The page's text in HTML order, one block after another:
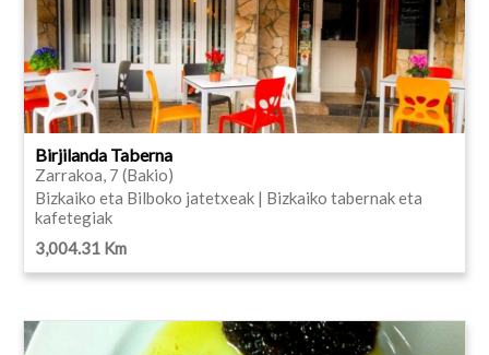
Birjilanda Taberna
Zarrakoa, 7 (Bakio)
Bizkaiko eta Bilboko jatetxeak | Bizkaiko tabernak eta
kafetegiak
3,004.31 Km